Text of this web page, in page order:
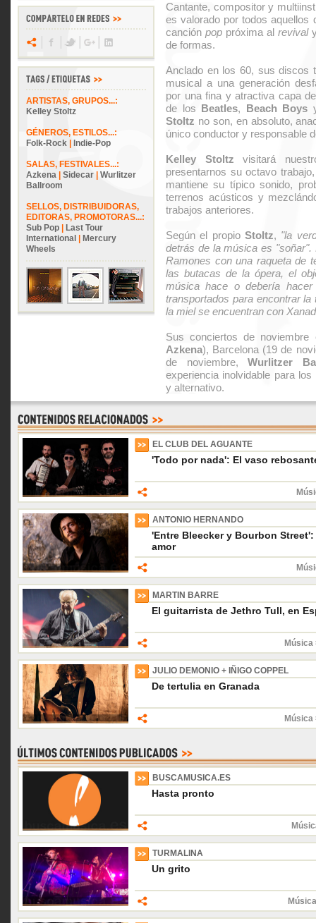
ARTISTAS, GRUPOS...:
Kelley Stoltz
GÉNEROS, ESTILOS...:
Folk-Rock
Indie-Pop
SALAS, FESTIVALES...:
Azkena
Sidecar
Wurlitzer
Ballroom
SELLOS, DISTRIBUIDORAS,
EDITORAS, PROMOTORAS...:
Sub Pop
Last Tour
International
Mercury
Wheels
Cantante, compositor y
es valorado por todos aquellos
canción pop próxima al revivaly
de formas.
Anclado en los 60, sus discos
musical a una generación
por una fina y atractiva capa
de los Beatles, Beach Boys
Stoltz no son, en absoluto,
único conductor y responsable
Kelley Stoltz visitará
presentarnos su octavo
mantiene su típico sonido,
terrenos acústicos y
trabajos anteriores.
Según el propio Stoltz, "la
detrás de la música es
Ramones con una raqueta de
las butacas de la ópera, el
música hace o debería
transportados para encontrar
la miel se encuentran con
Sus conciertos de
Azkena), Barcelona (19 de
de noviembre, Wurlitzer
experiencia inolvidable para
y alternativo.
EL CLUB DEL AGUANTE
'Todo por nada': El vaso
ANTONIO HERNANDO
'Entre Bleecker y Bourbon
amor
MARTIN BARRE
El guitarrista de Jethro Tull, en
Música
JULIO DEMONIO + IÑIGO COPPEL
De tertulia en Granada
Música
BUSCAMUSICA.ES
Hasta pronto
TURMALINA
Un grito